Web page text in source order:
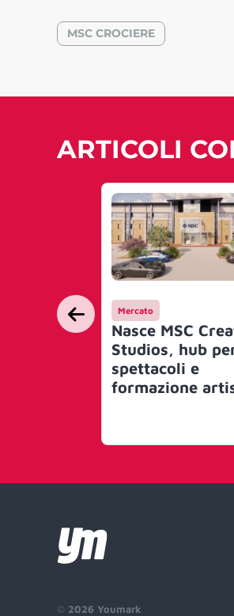
MSC CROCIERE
ARTICOLI
Mercato
Nasce MSC
Studios, hub
spettacoli e
formazione
© 2026 Youmark